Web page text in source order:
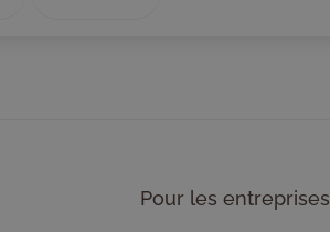
Pour les entreprises